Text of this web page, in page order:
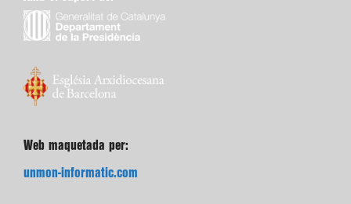
Web maquetada per:
unmon-informatic.com